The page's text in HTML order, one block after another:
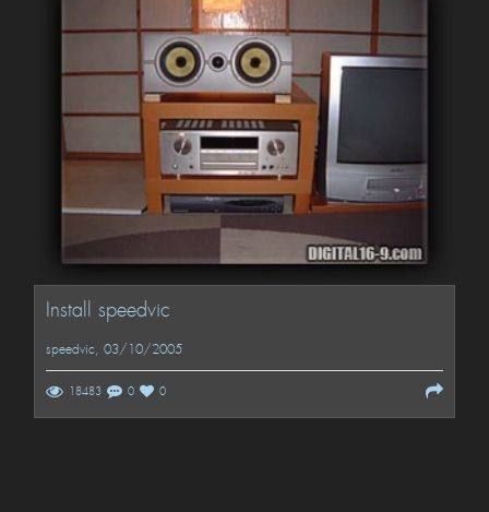
Install speedvic
speedvic, 03/10/2005
18483 0 0